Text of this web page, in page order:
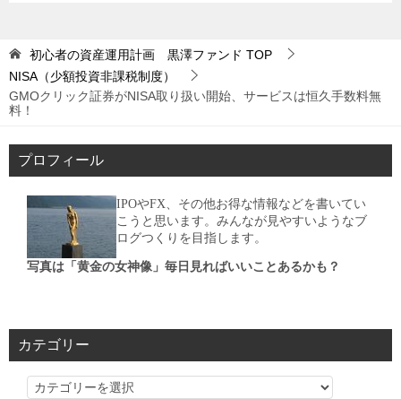
初心者の資産運用計画 黒澤ファンド TOP
NISA（少額投資非課税制度）
GMOクリック証券がNISA取り扱い開始、サービスは恒久手数料無
料！
プロフィール
IPOやFX、その他お得な情報などを書いてい
こうと思います。みんなが見やすいようなブ
ログつくりを目指します。
写真は「黄金の女神像」毎日見ればいいことあるかも？
カテゴリー
カ